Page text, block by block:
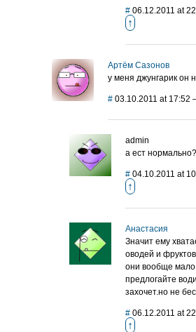
# 06.12.2011 at
↑
Артём Сазонов
у меня джунгарик он
# 03.10.2011 at 17:52
admin
а ест нормально?
# 04.10.2011 at
↑
Анастасия
Значит ему
оводей и
они вообще мало
предлогайте
захочет.но не
# 06.12.2011 at
↑